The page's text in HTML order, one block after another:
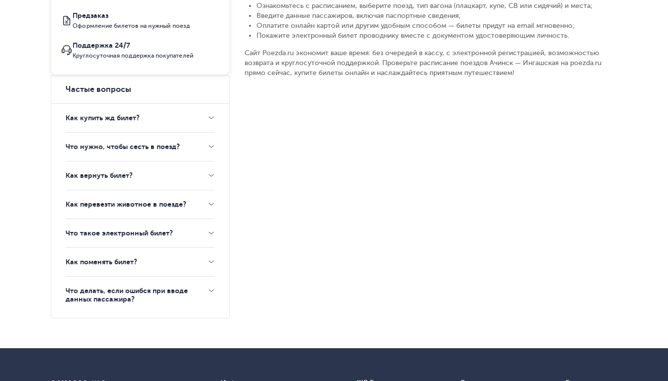
Ознакомьтесь с расписанием, выберите поезд, тип вагона (плацкарт, купе, СВ или сидячий) и места;
Введите данные пассажиров, включая паспортные сведения;
Оплатите онлайн картой или другим удобным способом — билеты придут на email мгновенно;
Покажите электронный билет проводнику вместе с документом удостоверяющим личность.
Сайт Poezda.ru экономит ваше время: без очередей в кассу, с электронной регистрацией, возможностью
возврата и круглосуточной поддержкой. Проверьте расписание поездов Ачинск — Ингашская на poezda.ru
прямо сейчас, купите билеты онлайн и наслаждайтесь приятным путешествием!
Предзаказ
Оформление билетов на нужный поезд
Поддержка 24/7
Круглосуточная поддержка покупателей
Частые вопросы
Как купить жд билет?
Что нужно, чтобы сесть в поезд?
Как вернуть билет?
Как перевезти животное в поезде?
Что такое электронный билет?
Как поменять билет?
Что делать, если ошибся при вводе
данных пассажира?